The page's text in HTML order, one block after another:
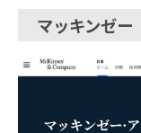
マッキンゼー